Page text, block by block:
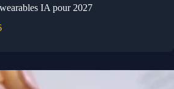
IA pour 2027